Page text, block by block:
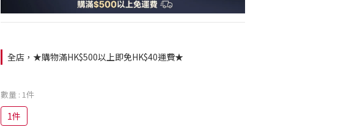
全店，★購物滿HK$500以上即免HK$40運費★
數量 : 1件
1件